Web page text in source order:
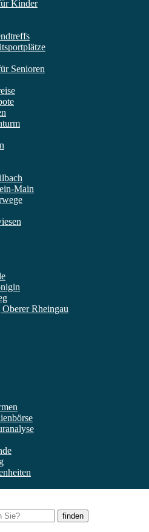
Kinder
Senioren
Main
Rheingau
finden